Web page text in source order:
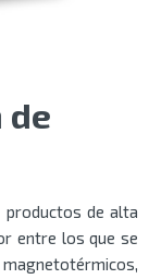
de
productos de alta
entre los que se